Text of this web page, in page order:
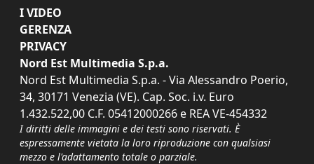
I VIDEO
GERENZA
PRIVACY
Nord Est Multimedia S.p.a.
Nord Est Multimedia S.p.a. - Via Alessandro Poerio,
34, 30171 Venezia (VE). Cap. Soc. i.v. Euro
1.432.522,00 C.F. 05412000266 e REA VE-454332
I diritti delle immagini e dei testi sono riservati. È
espressamente vietata la loro riproduzione con qualsiasi
mezzo e l'adattamento totale o parziale.